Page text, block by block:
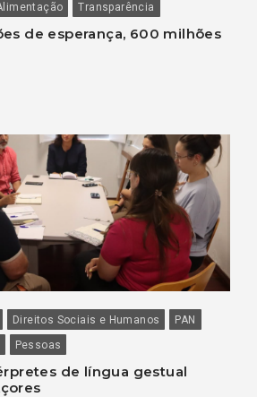
Transparência
de esperança, 600 milhões
Direitos Sociais e Humanos
PAN
Pessoas
de língua gestual